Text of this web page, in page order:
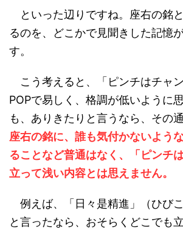
といった辺りですね。座右の銘
るのを、どこかで見聞きした記憶
す。
こう考えると、「ピンチはチャ
POPで易しく、格調が低いように
も、ありきたりと言うなら、その通
座右の銘に、誰も気付かないよう
ることなど普通はなく、「ピンチ
立って浅い内容とは思えません。
例えば、「日々是精進」（ひびこ
と言ったなら、おそらくどこでも